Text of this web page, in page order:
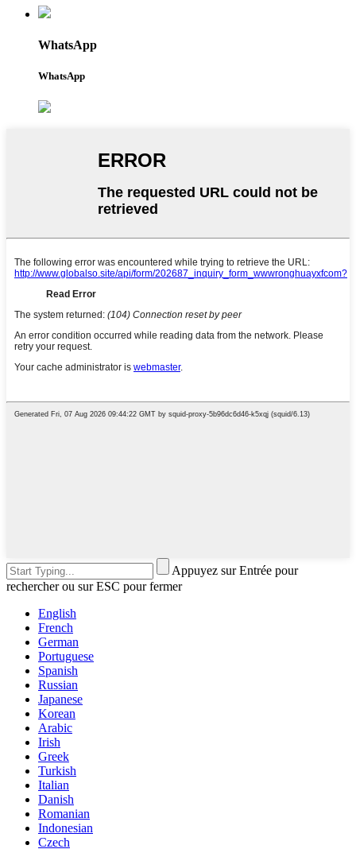
WhatsApp
WhatsApp
Appuyez sur Entrée pour
rechercher ou sur ESC pour fermer
English
French
German
Portuguese
Spanish
Russian
Japanese
Korean
Arabic
Irish
Greek
Turkish
Italian
Danish
Romanian
Indonesian
Czech